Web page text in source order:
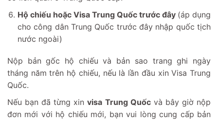
Hộ chiếu hoặc Visa Trung Quốc trước đây (áp dụng
cho công dân Trung Quốc trước đây nhập quốc tịch
nước ngoài)
Nộp bản gốc hộ chiếu và bản sao trang ghi ngày
tháng năm trên hộ chiếu, nếu là lần đầu xin Visa Trung
Quốc.
Nếu bạn đã từng xinvisa Trung Quốcvà bây giờ nộp
đơn mới với hộ chiếu mới, bạn vui lòng cung cấp bản